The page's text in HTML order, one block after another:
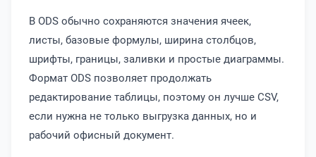
В ODS обычно сохраняются значения ячеек,
листы, базовые формулы, ширина столбцов,
шрифты, границы, заливки и простые диаграммы.
Формат ODS позволяет продолжать
редактирование таблицы, поэтому он лучше CSV,
если нужна не только выгрузка данных, но и
рабочий офисный документ.